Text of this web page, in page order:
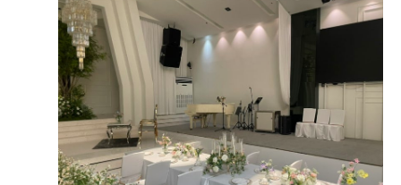
니다!! 결혼 준비하시는 분들이 계시면 더 베니르 웨딩홀 적
극 추천 합니다.!!!
단독홀, 충분한 예식 시간, 2층의 넓은 신부 대기실(2층 등
장 장점), VIP라운지 등 장점이 많아서 계약했습니다. 주차
장은 처음에는 걱정했는데 넓은 주차장을 추가로 확보하셔
서 걱정을 덜었고 식당도 맛있네요 상담도 친절하고 꼭 필